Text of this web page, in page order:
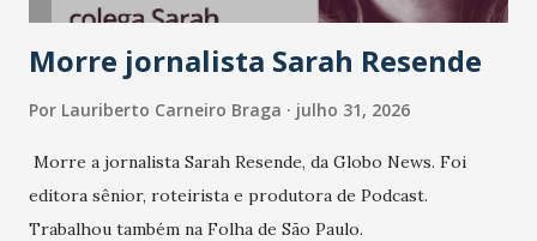
Morre jornalista Sarah Resende
Por Lauriberto Carneiro Braga julho 31, 2026
Morre a jornalista Sarah Resende, da Globo News. Foi
editora sênior, roteirista e produtora de Podcast.
Trabalhou também na Folha de São Paulo.